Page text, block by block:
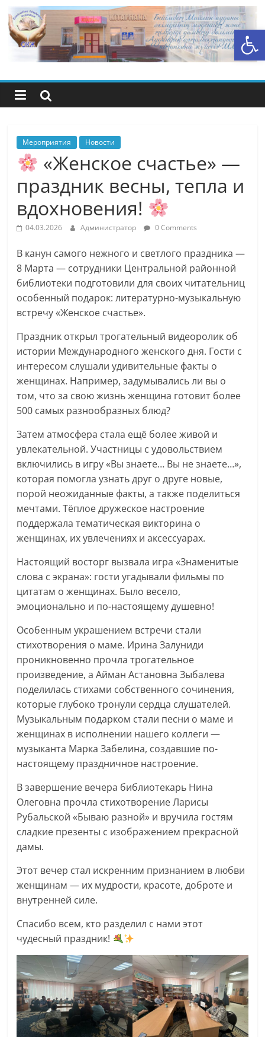
Открыть панель инструментов
Перейти
содержимому
Центральная
библиотечная
система
района
Беимбета
Майлина
Мероприятия Новости
«Женское счастье» —
праздник весны, тепла и
вдохновения!
04.03.2026 Администратор 0 Comments
В канун самого нежного и светлого праздника —
8 Марта — сотрудники Центральной районной
библиотеки подготовили для своих читательниц
особенный подарок: литературно-музыкальную
встречу «Женское счастье».
Праздник открыл трогательный видеоролик об
истории Международного женского дня. Гости с
интересом слушали удивительные факты о
женщинах. Например, задумывались ли вы о
том, что за свою жизнь женщина готовит более
500 самых разнообразных блюд?
Затем атмосфера стала ещё более живой и
увлекательной. Участницы с удовольствием
включились в игру «Вы знаете… Вы не знаете…»,
которая помогла узнать друг о друге новые,
порой неожиданные факты, а также поделиться
мечтами. Тёплое дружеское настроение
поддержала тематическая викторина о
женщинах, их увлечениях и аксессуарах.
Настоящий восторг вызвала игра «Знаменитые
слова с экрана»: гости угадывали фильмы по
цитатам о женщинах. Было весело,
эмоционально и по-настоящему душевно!
Особенным украшением встречи стали
стихотворения о маме. Ирина Залуниди
проникновенно прочла трогательное
произведение, а Айман Астановна Зыбалева
поделилась стихами собственного сочинения,
которые глубоко тронули сердца слушателей.
Музыкальным подарком стали песни о маме и
женщинах в исполнении нашего коллеги —
музыканта Марка Забелина, создавшие по-
настоящему праздничное настроение.
В завершение вечера библиотекарь Нина
Олеговна прочла стихотворение Ларисы
Рубальской «Бываю разной» и вручила гостям
сладкие презенты с изображением прекрасной
дамы.
Этот вечер стал искренним признанием в любви
женщинам — их мудрости, красоте, доброте и
внутренней силе.
Спасибо всем, кто разделил с нами этот
чудесный праздник!